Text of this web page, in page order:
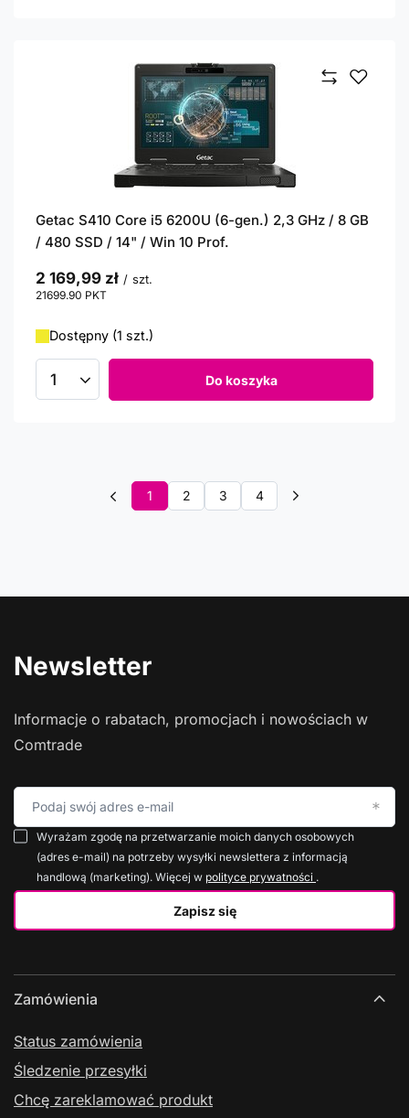
Getac S410 Core i5 6200U (6-gen.) 2,3 GHz / 8 GB
/ 480 SSD / 14" / Win 10 Prof.
2 169,99 zł / szt.
21699.90 PKT
Dostępny (1 szt.)
Ilość produktów Do koszyka
1 2 3 4
Newsletter
Informacje o rabatach, promocjach i nowościach w
Comtrade
Podaj swój adres e-mail
Zapisz się
Wyrażam zgodę na przetwarzanie moich danych osobowych
(adres e-mail) na potrzeby wysyłki newslettera z informacją
handlową (marketing). Więcej w polityce prywatności .
Zamówienia
Status zamówienia
Śledzenie przesyłki
Chcę zareklamować produkt